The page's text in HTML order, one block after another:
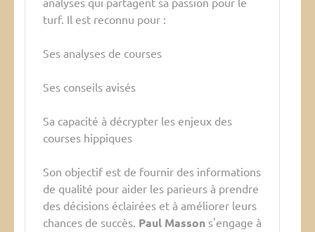
turf. Il est reconnu pour :
Ses analyses de courses
Ses conseils avisés
Sa capacité à décrypter les enjeux des
courses hippiques
Son objectif est de fournir des informations
de qualité pour aider les parieurs à prendre
des décisions éclairées et à améliorer leurs
chances de succès. Paul Masson s'engage à